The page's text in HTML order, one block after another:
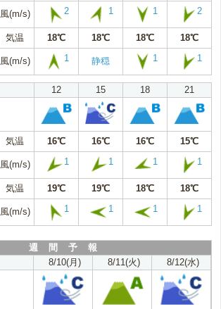
風(m/s) 2 1 1 2
気温 18℃ 18℃ 18℃ 18℃
風(m/s) 1 静穏 1 1
12 15 18 21
気温 16℃ 16℃ 16℃ 15℃
風(m/s) 1 1 1 1
気温 19℃ 19℃ 18℃ 18℃
風(m/s) 1 1 1 1
週 間 予 報
8/10(月) 8/11(火) 8/12(水)